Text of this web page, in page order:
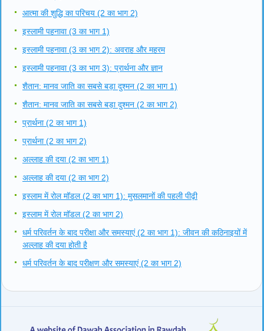
आत्मा की शुद्धि का परिचय (2 का भाग 2)
इस्लामी पहनावा (3 का भाग 1)
इस्लामी पहनावा (3 का भाग 2): अवराह और महरम
इस्लामी पहनावा (3 का भाग 3): प्रार्थना और ज्ञान
शैतान: मानव जाति का सबसे बड़ा दुश्मन (2 का भाग 1)
शैतान: मानव जाति का सबसे बड़ा दुश्मन (2 का भाग 2)
प्रार्थना (2 का भाग 1)
प्रार्थना (2 का भाग 2)
अल्लाह की दया (2 का भाग 1)
अल्लाह की दया (2 का भाग 2)
इस्लाम में रोल मॉडल (2 का भाग 1): मुसलमानों की पहली पीढ़ी
इस्लाम में रोल मॉडल (2 का भाग 2)
धर्म परिवर्तन के बाद परीक्षा और समस्याएं (2 का भाग 1): जीवन की कठिनाइयों में
अल्लाह की दया होती है
धर्म परिवर्तन के बाद परीक्षण और समस्याएं (2 का भाग 2)